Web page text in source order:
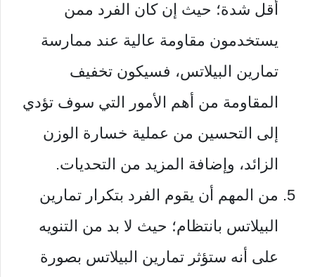
أقل شدة؛ حيث إن كان الفرد ممن
يستخدمون مقاومة عالية عند ممارسة
تمارين البيلاتس، فسيكون تخفيف
المقاومة من أهم الأمور التي سوف تؤدي
إلى التحسين من عملية خسارة الوزن
الزائد، وإضافة المزيد من التحديات.
من المهم أن يقوم الفرد بتكرار تمارين
البيلاتس بانتظام؛ حيث لا بد من التنويه
على أنه ستؤثر تمارين البيلاتس بصورة